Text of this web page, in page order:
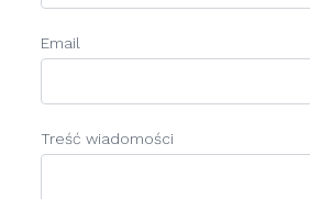
Email
Treść wiadomości